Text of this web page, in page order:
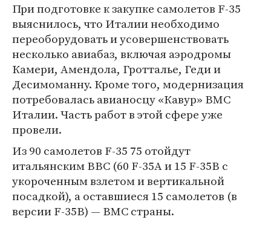
При подготовке к закупке самолетов F-35
выяснилось, что Италии необходимо
переоборудовать и усовершенствовать
несколько авиабаз, включая аэродромы
Камери, Амендола, Гротталье, Геди и
Десимоманну. Кроме того, модернизация
потребовалась авианосцу «Кавур» ВМС
Италии. Часть работ в этой сфере уже
провели.
Из 90 самолетов F-35 75 отойдут
итальянским ВВС (60 F-35A и 15 F-35B c
укороченным взлетом и вертикальной
посадкой), а оставшиеся 15 самолетов (в
версии F-35B) — ВМС страны.